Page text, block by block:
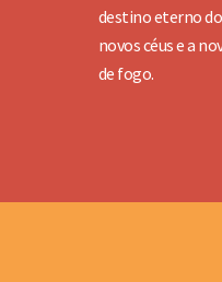
destino eterno
novos céus e a
de fogo.